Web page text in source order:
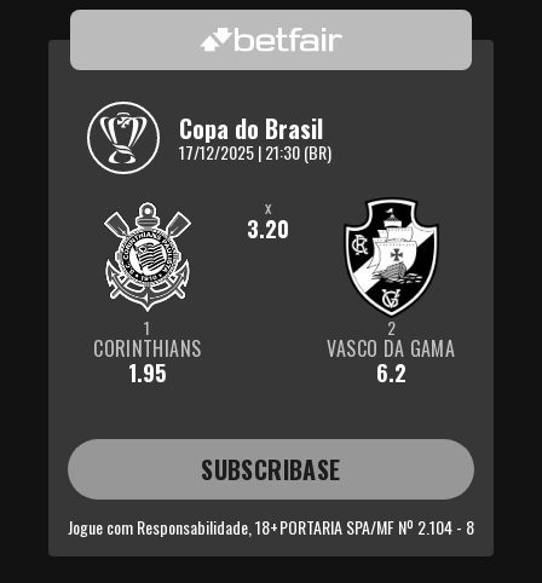
Copa do Brasil
17/12/2025 | 21:30 (BR)
1
CORINTHIANS
1.95
x
3.20
2
VASCO DA GAMA
6.2
SUBSCRIBASE
Jogue com Responsabilidade, 18+PORTARIA SPA/MF Nº 2.104 - 8